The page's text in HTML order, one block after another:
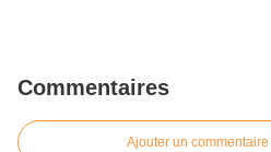
Commentaires
Ajouter un commentaire